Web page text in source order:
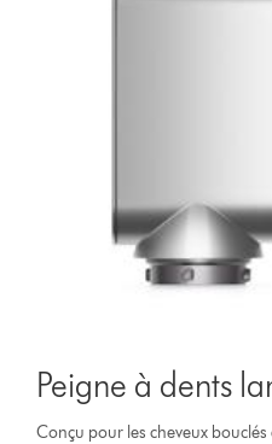
Peigne à dents
Conçu pour les cheveux bouclés